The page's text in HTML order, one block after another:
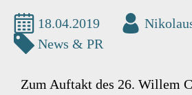
18.04.2019
News & PR
Zum Auftakt des 26. Willem